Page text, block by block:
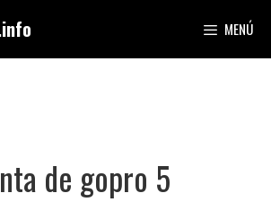
MENÚ
de gopro 5